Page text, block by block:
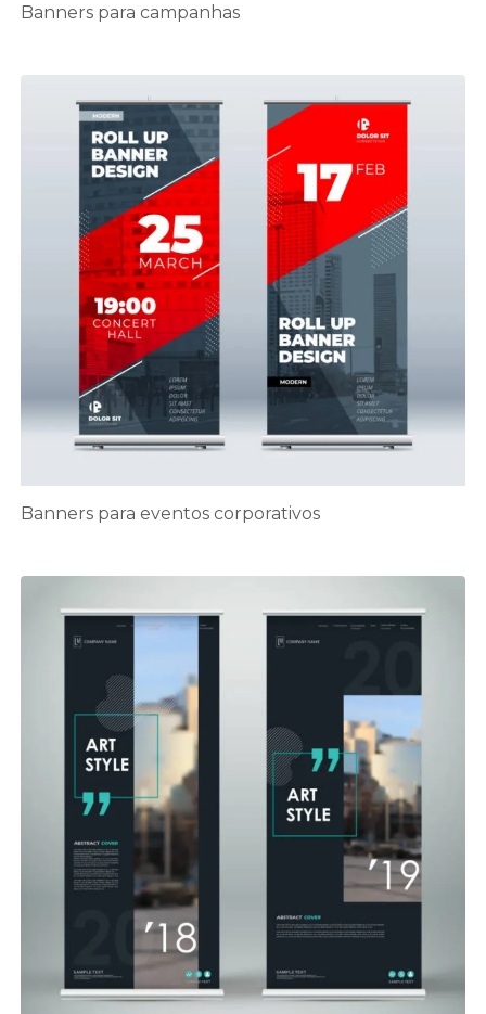
Banners para campanhas
Banners para eventos corporativos